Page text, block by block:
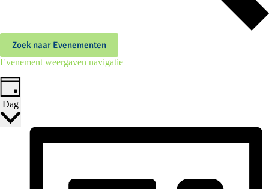
Zoek naar Evenementen
Evenement weergaven navigatie
Dag